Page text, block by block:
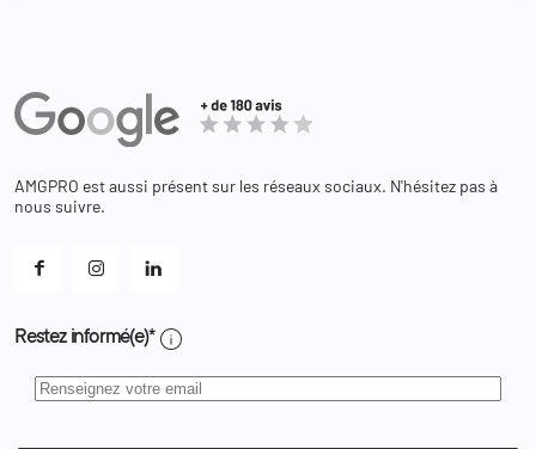
Equipements
Bagagerie
Adresses
Bons de réduction
Et les cookies ?
AMGPRO est aussi présent sur les réseaux sociaux. N'hésitez pas à
nous suivre.
Restez informé(e)* info